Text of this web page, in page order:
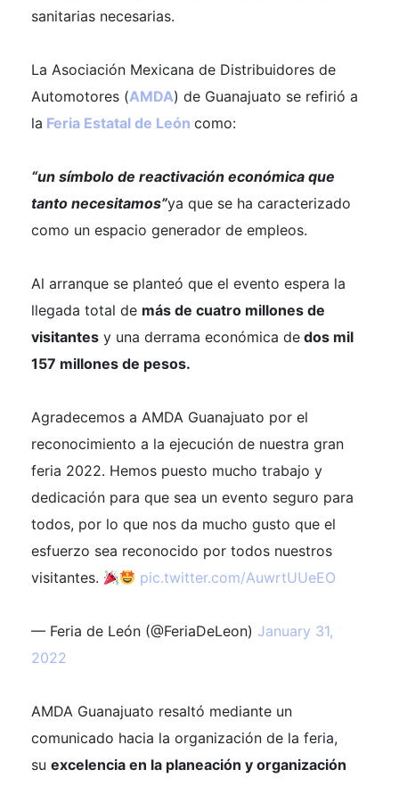
sanitarias necesarias.
La Asociación Mexicana de Distribuidores de
Automotores (AMDA) de Guanajuato se refirió a
la Feria Estatal de León como:
“un símbolo de reactivación económica que
tanto necesitamos”ya que se ha caracterizado
como un espacio generador de empleos.
Al arranque se planteó que el evento espera la
llegada total de más de cuatro millones de
visitantes y una derrama económica de dos mil
157 millones de pesos.
Agradecemos a AMDA Guanajuato por el
reconocimiento a la ejecución de nuestra gran
feria 2022. Hemos puesto mucho trabajo y
dedicación para que sea un evento seguro para
todos, por lo que nos da mucho gusto que el
esfuerzo sea reconocido por todos nuestros
visitantes.
pic.twitter.com/AuwrtUUeEO
— Feria de León (@FeriaDeLeon) January 31,
2022
AMDA Guanajuato resaltó mediante un
comunicado hacia la organización de la feria,
su excelencia en la planeación y organización